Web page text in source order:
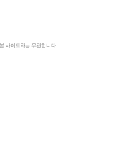
사이트와는 무관합니다.